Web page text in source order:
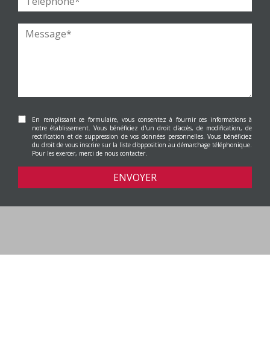
En remplissant ce formulaire, vous consentez à fournir ces informations à
notre établissement. Vous bénéficiez d'un droit d'accès, de modification, de
rectification et de suppression de vos données personnelles. Vous bénéficiez
du droit de vous inscrire sur la liste d'opposition au démarchage téléphonique.
Pour les exercer, merci de nous contacter.
ENVOYER